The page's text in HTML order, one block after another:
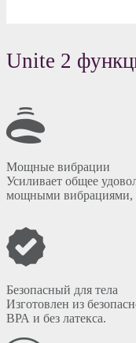
Unite 2
Мощные вибрации
Усиливает общее
мощными вибрациями,
Безопасный для тела
Изготовлен из
ВРА и без латекса.